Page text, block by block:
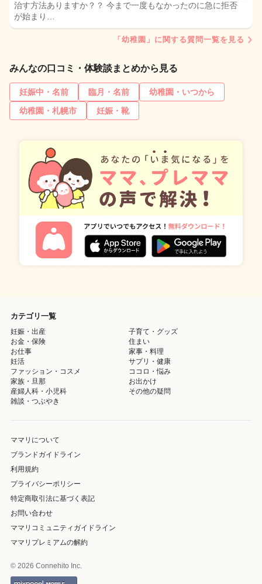
治す方法ありますか？？ 今まで一度もなかったのに急に拒否
が始まり…
「幼稚園」に関する質問一覧を見る
みんなの口コミ・体験談まとめから見る
妊娠中・名前 臨月・名前
幼稚園・いつから
幼稚園・札幌市
妊娠・靴
カテゴリ一覧
妊娠・出産
子育て・グッズ
お金・保険
住まい
お仕事
家事・料理
妊活
サプリ・健康
ファッション・コスメ
ココロ・悩み
家族・旦那
お出かけ
産婦人科・小児科
その他の疑問
雑談・つぶやき
ママリについて
ブランドガイドライン
利用規約
プライバシーポリシー
特定商取引法に基づく表記
お問い合わせ
ママリコミュニティガイドライン
ママリプレミアムの解約
© 2026 Connehito Inc.